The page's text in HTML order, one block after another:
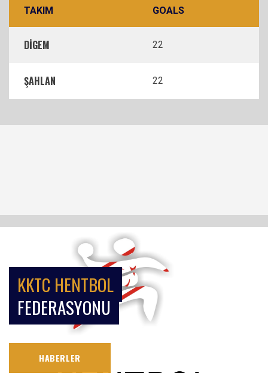
TAKIM GOALS
DİGEM 22
ŞAHLAN 22
KKTC HENTBOL
FEDERASYONU
HABERLER